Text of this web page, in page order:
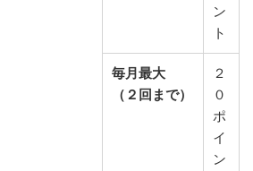
ン
ト
毎月最大
（２回まで）
２
０
ポ
イ
ン